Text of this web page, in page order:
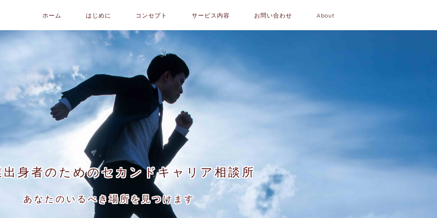
ホーム はじめに コンセプト サービス内容 お問い合わせ About
出身者のためのセカンドキャリア相談所
あなたのいるべき場所を見つけます